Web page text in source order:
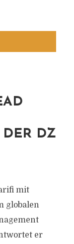
DZ
mit
globalen
er